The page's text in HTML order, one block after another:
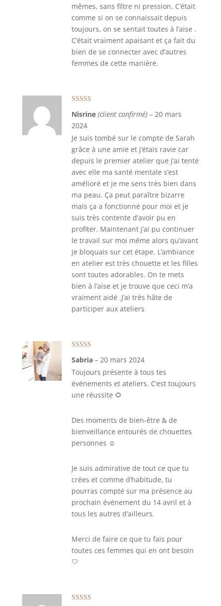
mêmes, sans filtre ni pression. C’était
comme si on se connaissait depuis
toujours, on se sentait toutes à l’aise .
C’était vraiment apaisant et ça fait du
bien de se connecter avec d’autres
femmes de cette manière.
Nisrine (client confirmé) – 20 mars
2024
Je suis tombé sur le compte de Sarah
grâce à une amie et j’étais ravie car
depuis le premier atelier que j’ai tenté
avec elle ma santé mentale s’est
amélioré et je me sens très bien dans
ma peau. Ça peut paraître bizarre
mais ça a fonctionné pour moi et je
suis très contente d’avoir pu en
profiter. Maintenant j’ai pu continuer
le travail sur moi même alors qu’avant
je bloquais sur cet étape. L’ambiance
en atelier est très chouette et les filles
sont toutes adorables. On te mets
bien à l’aise et je trouve que ceci m’a
vraiment aidé .J’ai très hâte de
participer aux ateliers
Sabria – 20 mars 2024
Toujours présente à tous tes
événements et ateliers. C’est toujours
une réussite 🌻
Des moments de bien-être & de
bienveillance entourés de chouettes
personnes ☺️
Je suis admirative de tout ce que tu
crées et comme d’habitude, tu
pourras compté sur ma présence au
prochain événement du 14 avril et à
tous les autres d’ailleurs.
Merci de faire ce que tu fais pour
toutes ces femmes qui en ont besoin
🤍